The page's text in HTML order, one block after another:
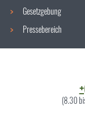
Gesetzgebung
Pressebereich
(8.30